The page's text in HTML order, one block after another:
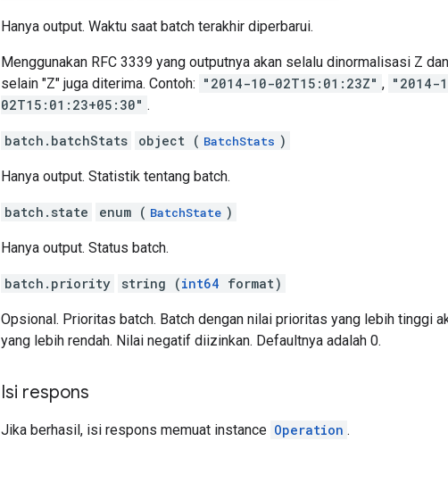
Hanya output. Waktu saat batch terakhir diperbarui.
Menggunakan RFC 3339 yang outputnya akan selalu dinormalisasi Z
selain "Z" juga diterima. Contoh: "2014-10-02T15:01:23Z" , "2014-
02T15:01:23+05:30" .
batch.batchStats object ( BatchStats )
Hanya output. Statistik tentang batch.
batch.state enum ( BatchState )
Hanya output. Status batch.
batch.priority string (int64 format)
Opsional. Prioritas batch. Batch dengan nilai prioritas yang lebih tinggi
yang lebih rendah. Nilai negatif diizinkan. Defaultnya adalah 0.
Isi respons
Jika berhasil, isi respons memuat instance Operation .